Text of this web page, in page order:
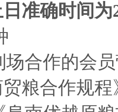
准确时间 为
场合作的会
粮合作规